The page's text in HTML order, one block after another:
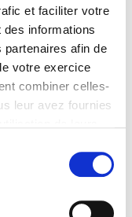
et faciliter votre
des informations
afin de
votre exercice
combiner celles-
leur avez fournies
de traitement,